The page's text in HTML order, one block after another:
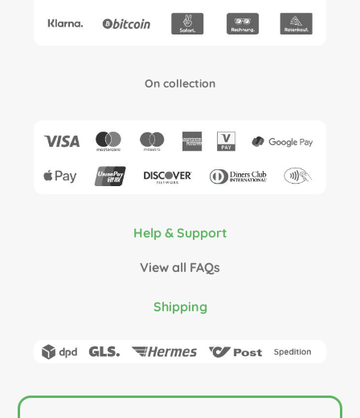
On collection
Help & Support
View all FAQs
Shipping